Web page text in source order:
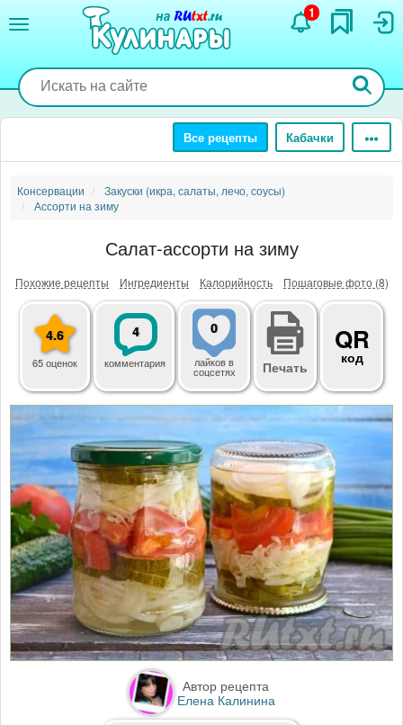
содержанию
1
Все рецепты Кабачки
Консервации
Закуски (икра, салаты, лечо, соусы)
Ассорти на зиму
Салат-ассорти на зиму
Похожие рецепты Ингредиенты Калорийность Пошаговые фото (8)
4.6
65 оценок
4
комментария
0
лайковв
соцсетях Печать
QR
код
Автор рецепта
Елена Калинина